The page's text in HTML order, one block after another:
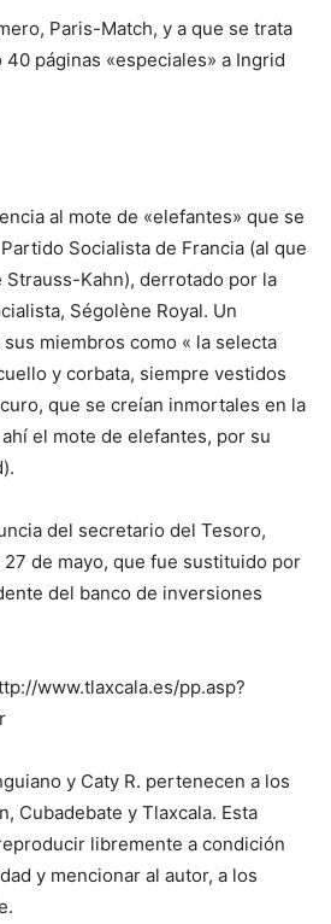
Paris-Match, y a que se trata
páginas «especiales» a Ingrid
al mote de «elefantes» que se
Socialista de Francia (al que
Kahn), derrotado por la
Ségolène Royal. Un
miembros como « la selecta
y corbata, siempre vestidos
que se creían inmortales en la
el mote de elefantes, por su
del secretario del Tesoro,
de mayo, que fue sustituido por
del banco de inversiones
www.tlaxcala.es/pp.asp?
y Caty R. pertenecen a los
Cubadebate y Tlaxcala. Esta
libremente a condición
y mencionar al autor, a los